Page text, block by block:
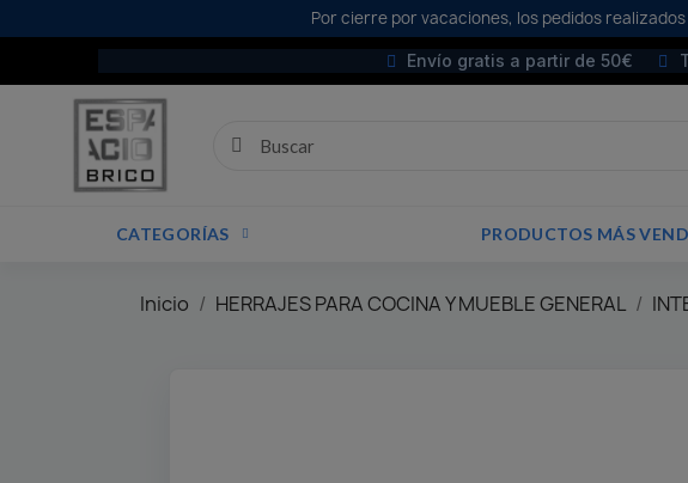
Por cierre por vacaciones, los pedidos
Envío gratis a partir de 50€
CATEGORÍAS PRODUCTOS MÁS
Inicio HERRAJES PARA COCINA Y MUEBLE GENERAL